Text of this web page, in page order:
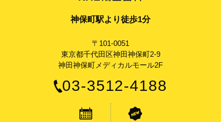
神保町駅より徒歩1分
〒101-0051
東京都千代田区神田神保町2-9
神田神保町メディカルモール2F
03-3512-4188